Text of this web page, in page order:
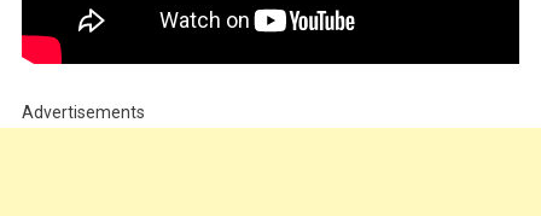
Advertisements